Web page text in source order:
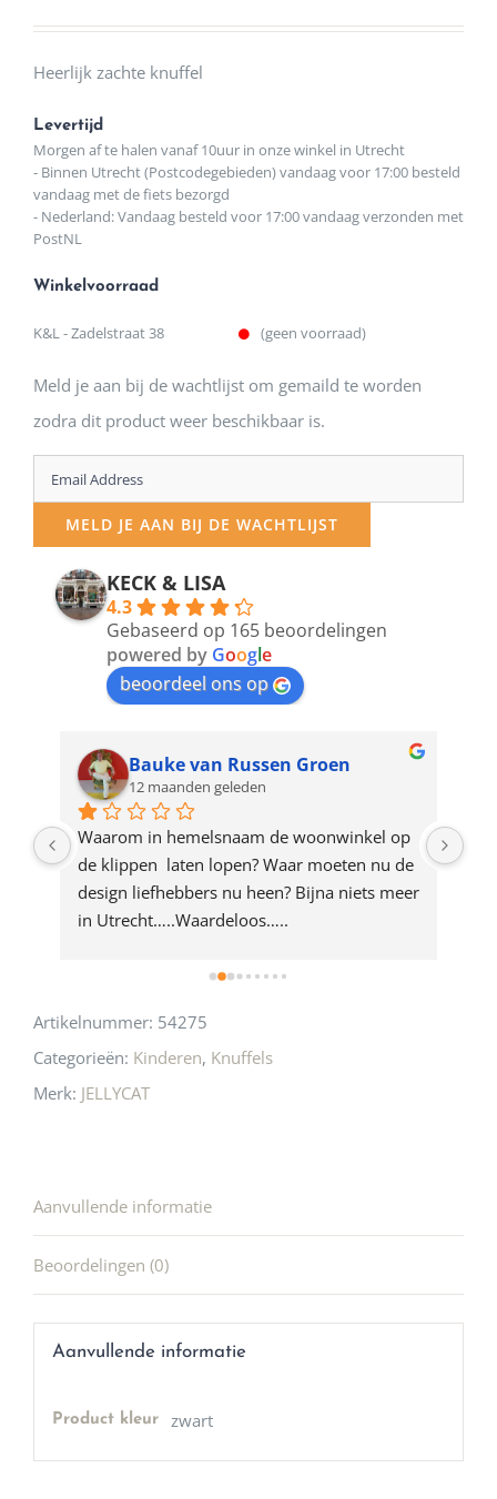
Heerlijk zachte knuffel
Levertijd
Morgen af te halen vanaf 10uur in onze winkel in Utrecht
- Binnen Utrecht (Postcodegebieden) vandaag voor 17:00 besteld
vandaag met de fiets bezorgd
- Nederland: Vandaag besteld voor 17:00 vandaag verzonden met
PostNL
Winkelvoorraad
K&L - Zadelstraat 38 (geen voorraad)
Meld je aan bij de wachtlijst om gemaild te worden
zodra dit product weer beschikbaar is.
Enter
your
email
address
product
MELD JE AAN BIJ DE WACHTLIJST
KECK & LISA
4.3
Gebaseerd op 165 beoordelingen
powered by Google
beoordeel ons op
Bauke van Russen Groen
12 maanden geleden
Waarom in hemelsnaam de woonwinkel op
de klippen  laten lopen? Waar moeten nu de
design liefhebbers nu heen? Bijna niets meer
in Utrecht…..Waardeloos…..
Artikelnummer: 54275
Categorieën: Kinderen, Knuffels
Merk: JELLYCAT
Aanvullende informatie
Beoordelingen (0)
Aanvullende informatie
Product kleur zwart